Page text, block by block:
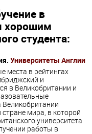
в
хорошим
студента:
Университеты Англии
места в рейтингах
и
в Великобритании и
Великобритании
мира, в которой
университета
работы в